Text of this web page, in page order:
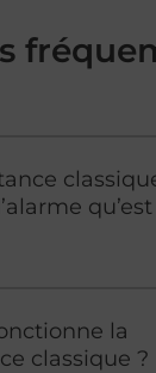
la
classique ?